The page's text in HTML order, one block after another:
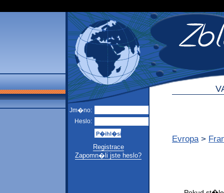
Jm�no:
Heslo:
Registrace
Zapomn�li jste heslo?
Evropa >